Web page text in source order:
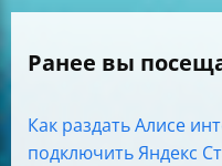
Ранее вы
Как раздать Алисе
подключить Яндекс